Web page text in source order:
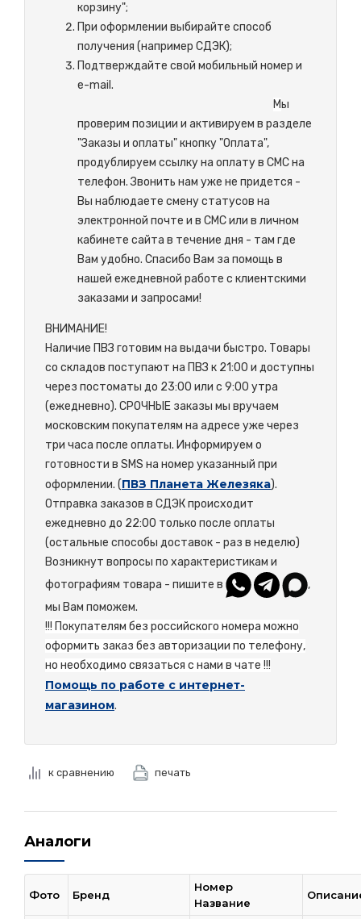
корзину";
При оформлении выбирайте способ
получения (например СДЭК);
Подтверждайте свой мобильный номер и
e-mail.
Мы
проверим позиции и активируем в разделе
"Заказы и оплаты" кнопку "Оплата",
продублируем ссылку на оплату в СМС на
телефон. Звонить нам уже не придется -
Вы наблюдаете смену статусов на
электронной почте и в СМС или в личном
кабинете сайта в течение дня - там где
Вам удобно. Спасибо Вам за помощь в
нашей ежедневной работе с клиентскими
заказами и запросами!
ВНИМАНИЕ!
Наличие ПВЗ готовим на выдачи быстро. Товары
со складов поступают на ПВЗ к 21:00 и доступны
через постоматы до 23:00 или с 9:00 утра
(ежедневно). СРОЧНЫЕ заказы мы вручаем
московским покупателям на адресе уже через
три часа после оплаты. Информируем о
готовности в SMS на номер указанный при
оформлении. (ПВЗ Планета Железяка).
Отправка заказов в СДЭК происходит
ежедневно до 22:00 только после оплаты
(остальные способы доставок - раз в неделю)
Возникнут вопросы по характеристикам и
фотографиям товара - пишите в
,
мы Вам поможем.
!!! Покупателям без российского номера можно
оформить заказ без авторизации по телефону,
но необходимо связаться с нами в чате !!!
Помощь по работе с интернет-
магазином.
к сравнению печать
Аналоги
Фото Бренд
Номер
Название